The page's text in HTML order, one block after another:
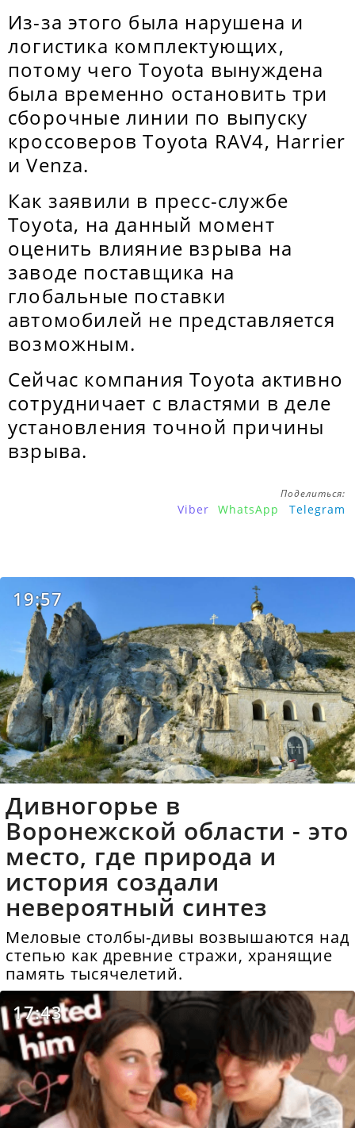
Из-за этого была нарушена и
логистика комплектующих,
потому чего Toyota вынуждена
была временно остановить три
сборочные линии по выпуску
кроссоверов Toyota RAV4, Harrier
и Venza.
Как заявили в пресс-службе
Toyota, на данный момент
оценить влияние взрыва на
заводе поставщика на
глобальные поставки
автомобилей не представляется
возможным.
Сейчас компания Toyota активно
сотрудничает с властями в деле
установления точной причины
взрыва.
Поделиться:
Viber WhatsApp Telegram
19:57
Дивногорье в
Воронежской области - это
место, где природа и
история создали
невероятный синтез
Меловые столбы-дивы возвышаются над
степью как древние стражи, хранящие
память тысячелетий.
17:43